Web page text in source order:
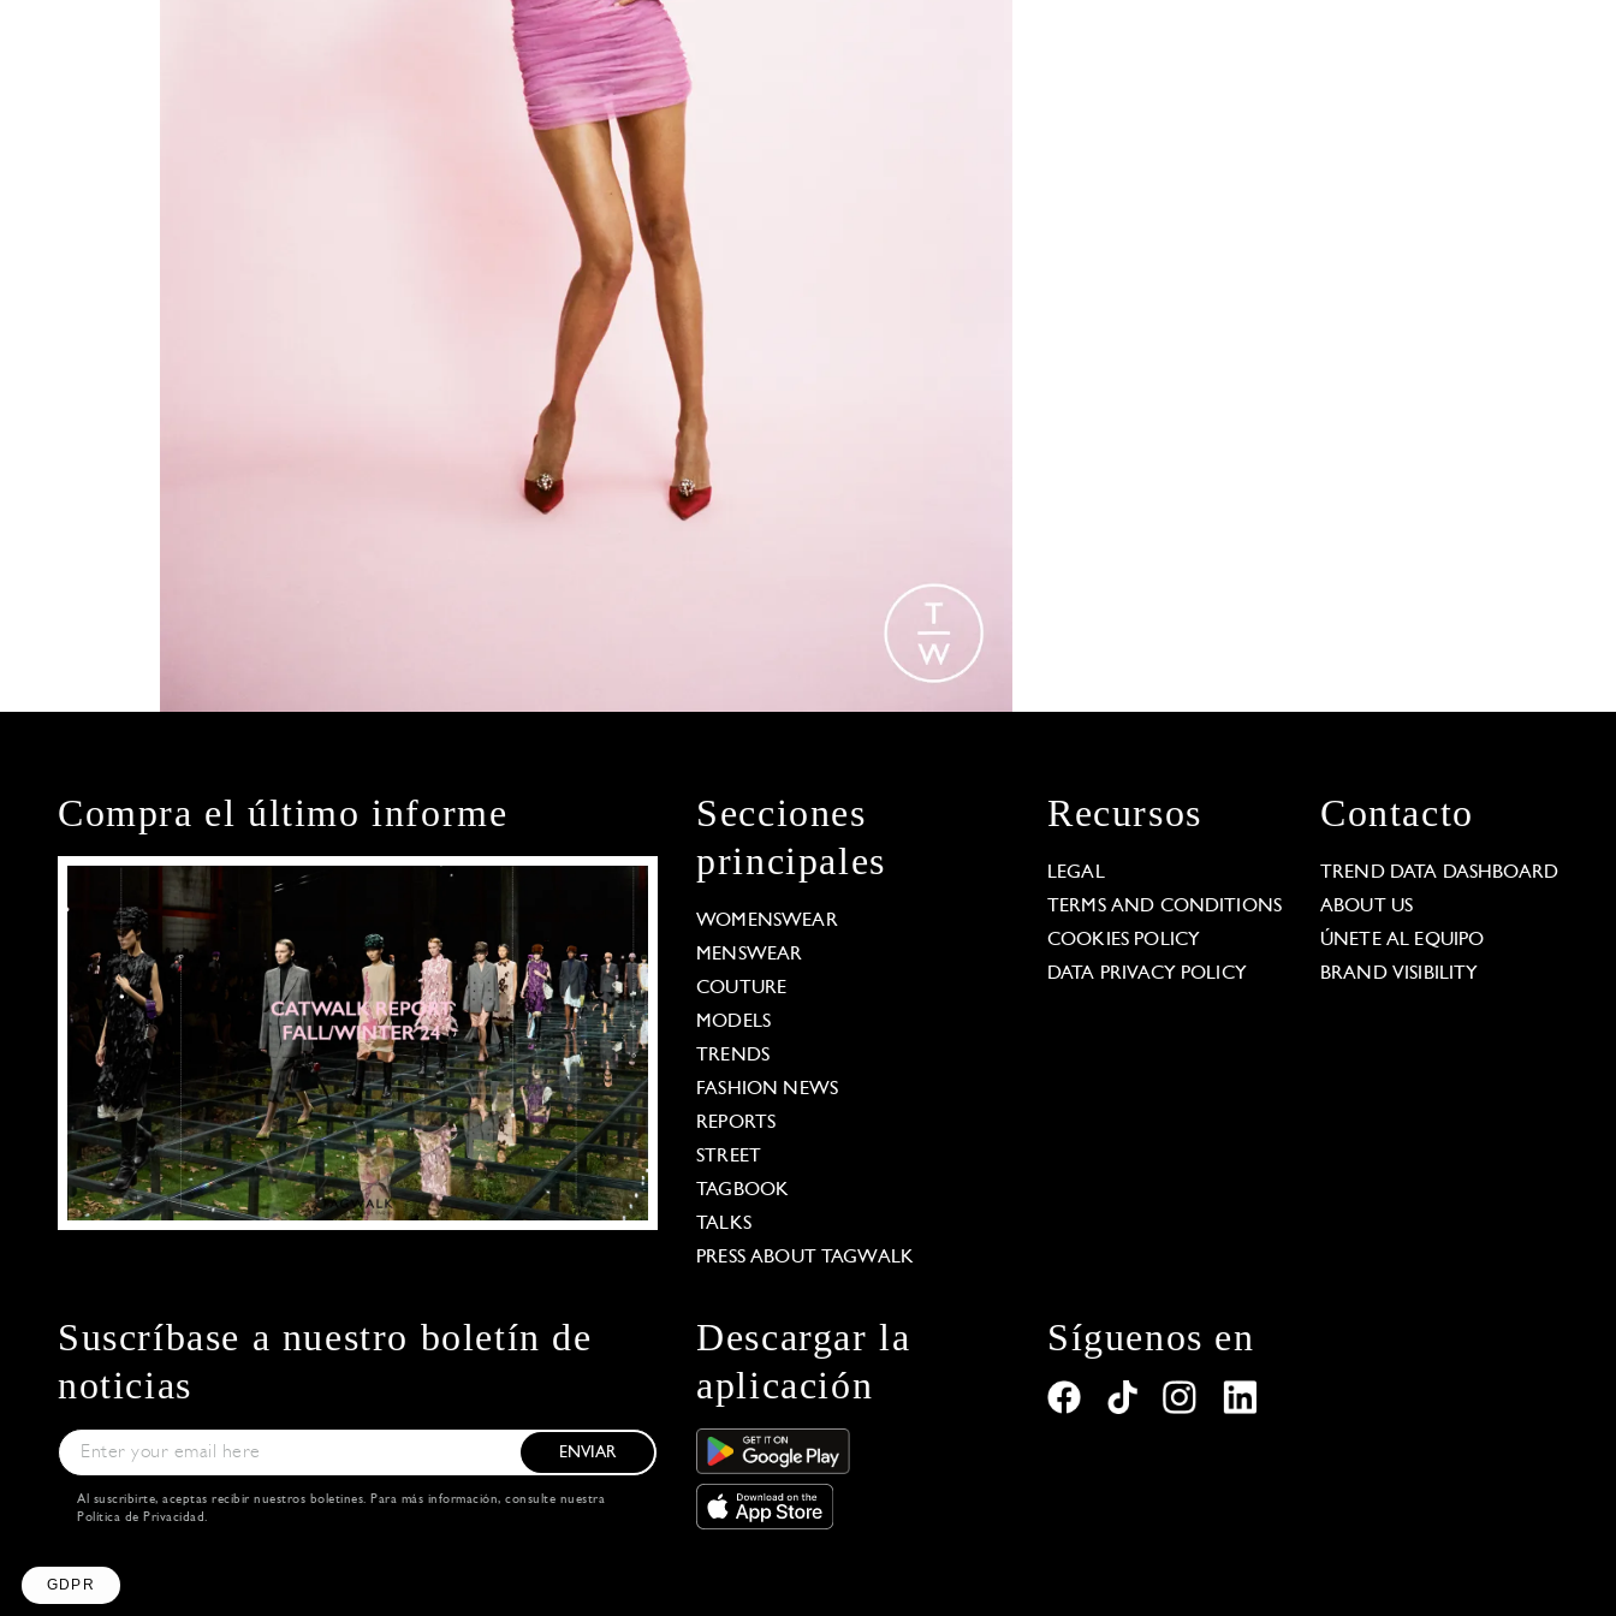
Compra el último informe
Secciones
principales
WOMENSWEAR
MENSWEAR
COUTURE
MODELS
TRENDS
FASHION NEWS
REPORTS
STREET
TAGBOOK
TALKS
PRESS ABOUT TAGWALK
Recursos
LEGAL
TERMS AND CONDITIONS
COOKIES POLICY
DATA PRIVACY POLICY
Contacto
TREND DATA DASHBOARD
ABOUT US
ÚNETE AL EQUIPO
BRAND VISIBILITY
Suscríbase a nuestro boletín de
noticias
ENVIAR
Al suscribirte, aceptas recibir nuestros boletines. Para más información, consulte nuestra
Política de Privacidad.
Descargar la
aplicación
Síguenos en
Our platform empowers you to tailor and manage your privacy settings, ensuring compliance with regulations. Customize your preferences to control
GDPR